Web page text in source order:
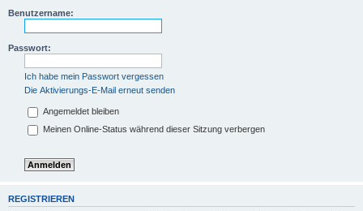
Benutzername:
Passwort:
Ich habe mein Passwort vergessen
Die Aktivierungs-E-Mail erneut senden
Angemeldet bleiben
Meinen Online-Status während dieser Sitzung verbergen
REGISTRIEREN